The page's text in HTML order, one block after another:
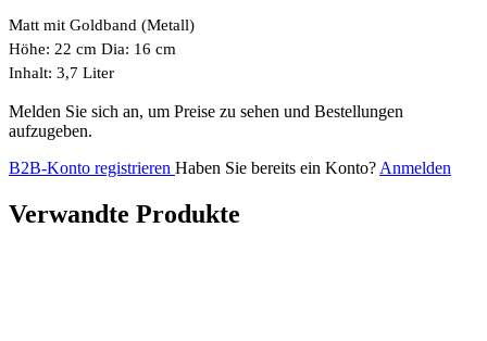
Matt mit Goldband (Metall)
Höhe: 22 cm Dia: 16 cm
Inhalt: 3,7 Liter
Melden Sie sich an, um Preise zu sehen und Bestellungen
aufzugeben.
B2B-Konto registrieren Haben Sie bereits ein Konto? Anmelden
Verwandte Produkte